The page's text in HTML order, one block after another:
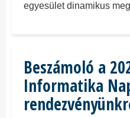
egyesület dinamikus
Beszámoló a
Informatika